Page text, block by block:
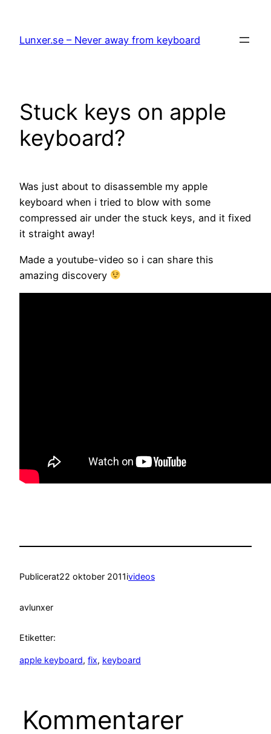
innehåll
Lunxer.se – Never away from keyboard
Stuck keys on apple
keyboard?
Was just about to disassemble my apple
keyboard when i tried to blow with some
compressed air under the stuck keys, and it fixed
it straight away!
Made a youtube-video so i can share this
amazing discovery
Publicerat22 oktober 2011ivideos
avlunxer
Etiketter:
apple keyboard, fix, keyboard
Kommentarer